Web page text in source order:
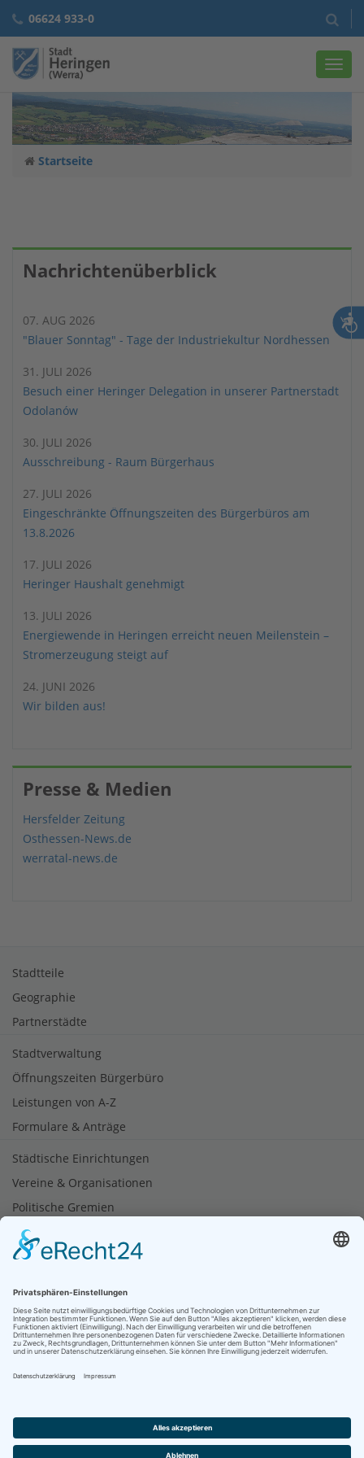
06624 933-0
Startseite
Nachrichtenüberblick
07. AUG 2026
"Blauer Sonntag" - Tage der Industriekultur Nordhessen
31. JULI 2026
Besuch einer Heringer Delegation in unserer Partnerstadt
Odolanów
30. JULI 2026
Ausschreibung - Raum Bürgerhaus
27. JULI 2026
Eingeschränkte Öffnungszeiten des Bürgerbüros am
13.8.2026
17. JULI 2026
Heringer Haushalt genehmigt
13. JULI 2026
Energiewende in Heringen erreicht neuen Meilenstein –
Stromerzeugung steigt auf
24. JUNI 2026
Wir bilden aus!
Presse & Medien
Hersfelder Zeitung
Osthessen-News.de
werratal-news.de
Stadtteile
Geographie
Partnerstädte
Stadtverwaltung
Öffnungszeiten Bürgerbüro
Leistungen von A-Z
Formulare & Anträge
Städtische Einrichtungen
Vereine & Organisationen
Politische Gremien
Tourismus
Soziale Netzwerke
Bürgerbüro
06624 933-110
© 2026 Stadt Heringen (Werra) produziert vondd-media.de